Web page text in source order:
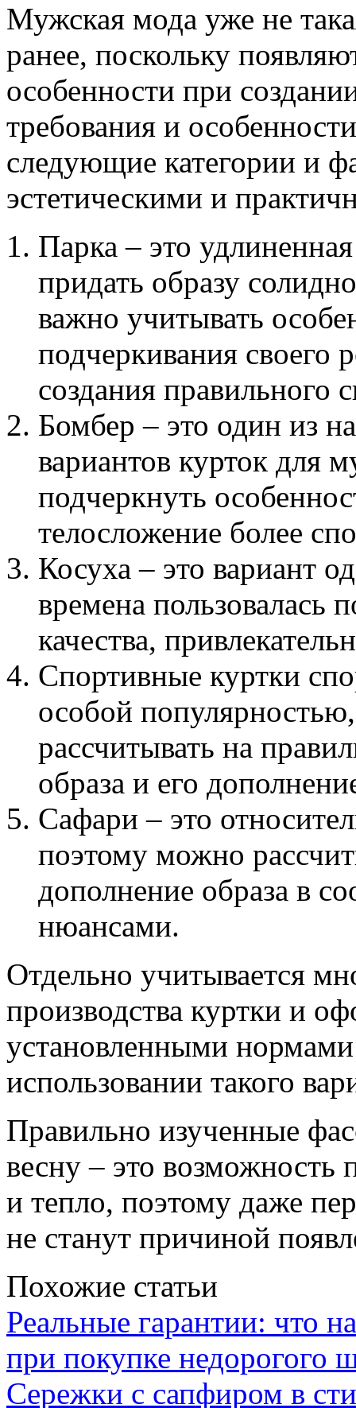
Мужская мода уже не
ранее, поскольку
особенности при
требования и
следующие категории и
эстетическими и
Парка – это
придать образу
важно учитывать
подчеркивания своего
создания правильного
Бомбер – это один из
вариантов курток для
подчеркнуть
телосложение более
Косуха – это вариант
времена пользовалась
качества,
Спортивные куртки
особой
рассчитывать на
образа и его
Сафари – это
поэтому можно
дополнение образа в
нюансами.
Отдельно учитывается
производства куртки и
установленными
использовании такого
Правильно изученные
весну – это возможность
и тепло, поэтому даже
не станут причиной
Похожие статьи
Реальные гарантии: что
при покупке недорогого
Сережки с сапфиром в